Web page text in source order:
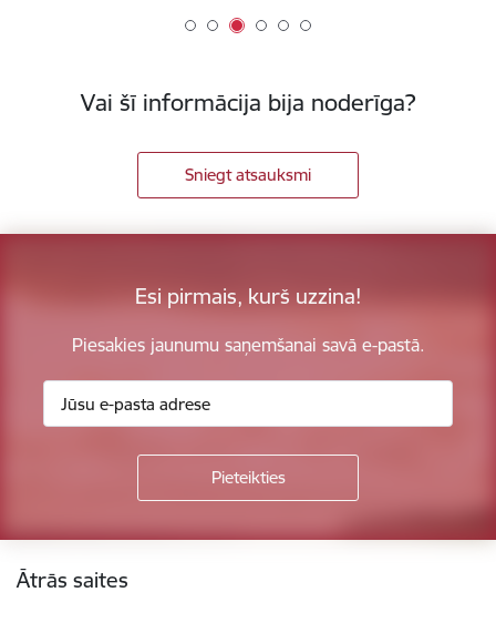
Vai šī informācija bija noderīga?
Sniegt atsauksmi
Esi pirmais, kurš uzzina!
Piesakies jaunumu saņemšanai savā e-pastā.
Ātrās saites